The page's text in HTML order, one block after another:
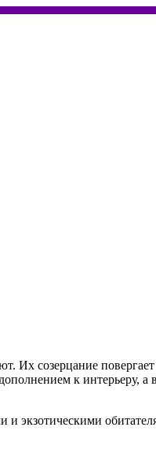
созерцание
к интерьеру, а
экзотическими